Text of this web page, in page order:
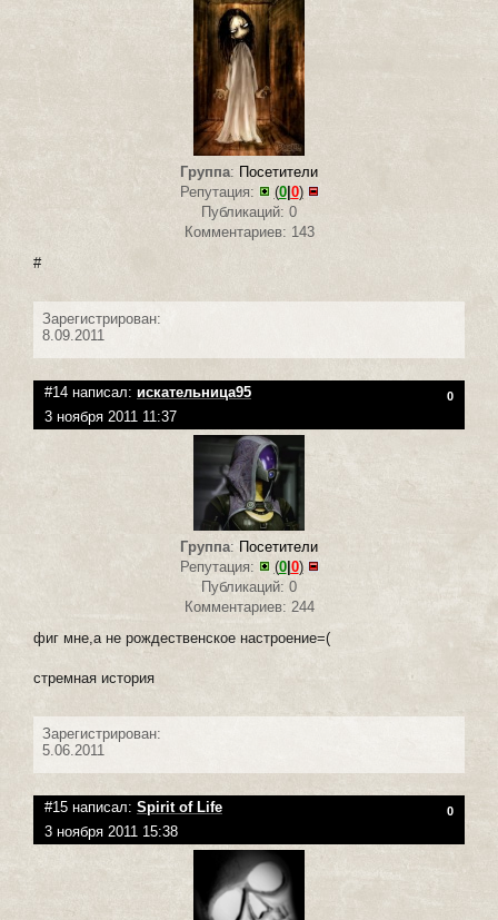
Группа: Посетители
Репутация:
(0| 0)
Публикаций: 0
Комментариев: 143
#
Зарегистрирован:
8.09.2011
#14 написал: искательница95 0
3 ноября 2011 11:37
Группа: Посетители
Репутация:
(0| 0)
Публикаций: 0
Комментариев: 244
фиг мне,а не рождественское настроение=(
стремная история
Зарегистрирован:
5.06.2011
#15 написал: Spirit of Life 0
3 ноября 2011 15:38